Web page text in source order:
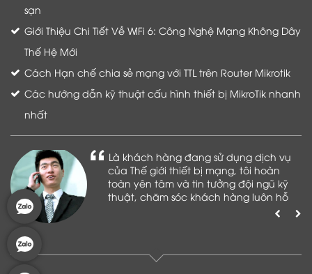
sạn
Giới Thiệu Chi Tiết Về WiFi 6: Công Nghệ Mạng Không Dây
Thế Hệ Mới
Cách Hạn chế chia sẻ mạng với TTL trên Router Mikrotik
Các hướng dẫn kỹ thuật cấu hình thiết bị MikroTik nhanh
nhất
Là khách hàng đang sử dụng dịch vụ
của Thế giới thiết bị mạng, tôi hoàn
toàn yên tâm và tin tưởng đội ngũ kỹ
thuật, chăm sóc khách hàng luôn hỗ